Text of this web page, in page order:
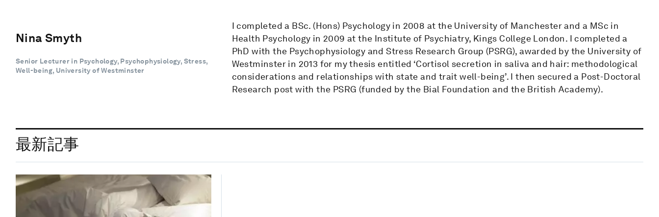
Nina Smyth
Senior Lecturer in Psychology, Psychophysiology, Stress,
Well-being, University of Westminster
I completed a BSc. (Hons) Psychology in 2008 at the University of Manchester and a MSc in
Health Psychology in 2009 at the Institute of Psychiatry, Kings College London. I completed a
PhD with the Psychophysiology and Stress Research Group (PSRG), awarded by the University of
Westminster in 2013 for my thesis entitled ‘Cortisol secretion in saliva and hair: methodological
considerations and relationships with state and trait well-being’. I then secured a Post-Doctoral
Research post with the PSRG (funded by the Bial Foundation and the British Academy).
最新記事